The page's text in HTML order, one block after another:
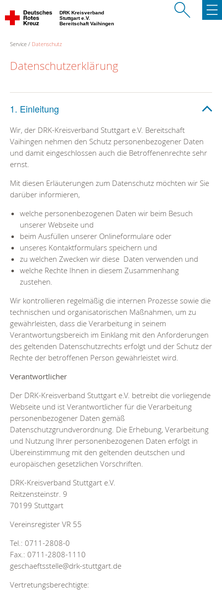
DRK Kreisverband
Stuttgart e.V.
Bereitschaft Vaihingen
Service Datenschutz
Datenschutzerklärung
1. Einleitung
Wir, der DRK-Kreisverband Stuttgart e.V. Bereitschaft
Vaihingen nehmen den Schutz personenbezogener Daten
und damit eingeschlossen auch die Betroffenenrechte sehr
ernst.
Mit diesen Erläuterungen zum Datenschutz möchten wir Sie
darüber informieren,
welche personenbezogenen Daten wir beim Besuch
unserer Webseite und
beim Ausfüllen unserer Onlineformulare oder
unseres Kontaktformulars speichern und
zu welchen Zwecken wir diese Daten verwenden und
welche Rechte Ihnen in diesem Zusammenhang
zustehen.
Wir kontrollieren regelmäßig die internen Prozesse sowie die
technischen und organisatorischen Maßnahmen, um zu
gewährleisten, dass die Verarbeitung in seinem
Verantwortungsbereich im Einklang mit den Anforderungen
des geltenden Datenschutzrechts erfolgt und der Schutz der
Rechte der betroffenen Person gewährleistet wird.
Verantwortlicher
Der DRK-Kreisverband Stuttgart e.V. betreibt die vorliegende
Webseite und ist Verantwortlicher für die Verarbeitung
personenbezogener Daten gemäß
Datenschutzgrundverordnung. Die Erhebung, Verarbeitung
und Nutzung Ihrer personenbezogenen Daten erfolgt in
Übereinstimmung mit den geltenden deutschen und
europäischen gesetzlichen Vorschriften.
DRK-Kreisverband Stuttgart e.V.
Reitzensteinstr. 9
70199 Stuttgart
Vereinsregister VR 55
Tel.: 0711-2808-0
Fax.: 0711-2808-1110
geschaeftsstelle@drk-stuttgart.de
Vertretungsberechtigte: